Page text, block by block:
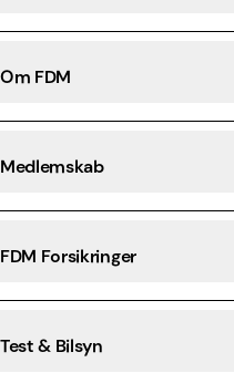
Om FDM
Medlemskab
FDM Forsikringer
Test & Bilsyn